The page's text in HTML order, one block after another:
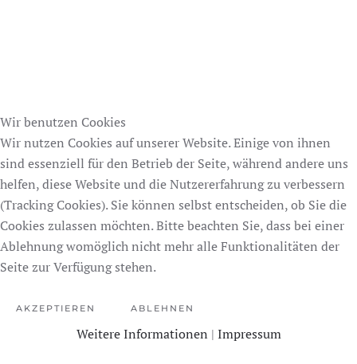
Wir benutzen Cookies
Wir nutzen Cookies auf unserer Website. Einige von ihnen
sind essenziell für den Betrieb der Seite, während andere uns
helfen, diese Website und die Nutzererfahrung zu verbessern
(Tracking Cookies). Sie können selbst entscheiden, ob Sie die
Cookies zulassen möchten. Bitte beachten Sie, dass bei einer
Ablehnung womöglich nicht mehr alle Funktionalitäten der
Seite zur Verfügung stehen.
AKZEPTIEREN ABLEHNEN
Weitere Informationen | Impressum